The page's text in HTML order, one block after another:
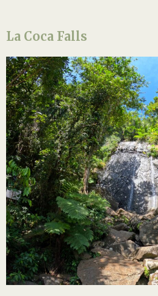
La Coca Falls